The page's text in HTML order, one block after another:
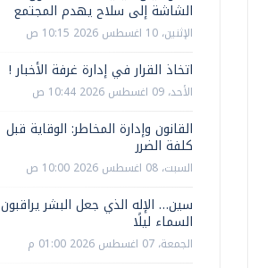
الشاشة إلى سلاح يهدم المجتمع
الإثنين، 10 اغسطس 2026 10:15 ص
اتخاذ القرار في إدارة غرفة الأخبار !
الأحد، 09 اغسطس 2026 10:44 ص
القانون وإدارة المخاطر: الوقاية قبل
كلفة الضرر
السبت، 08 اغسطس 2026 10:00 ص
سين… الإله الذي جعل البشر يراقبون
السماء ليلًا
الجمعة، 07 اغسطس 2026 01:00 م